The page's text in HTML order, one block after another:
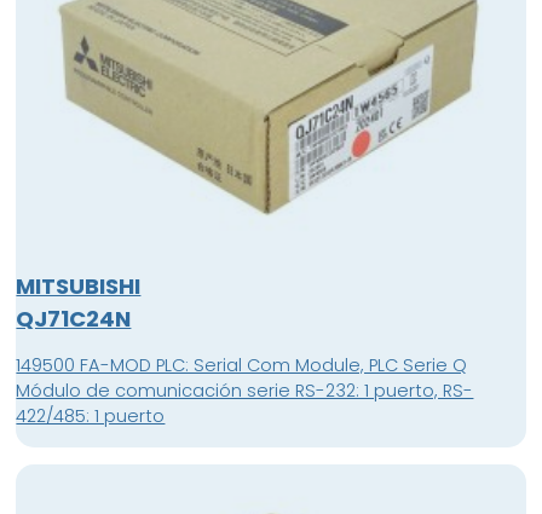
MITSUBISHI
QJ71C24N
149500 FA-MOD PLC: Serial Com Module, PLC Serie Q
Módulo de comunicación serie RS-232: 1 puerto, RS-
422/485: 1 puerto